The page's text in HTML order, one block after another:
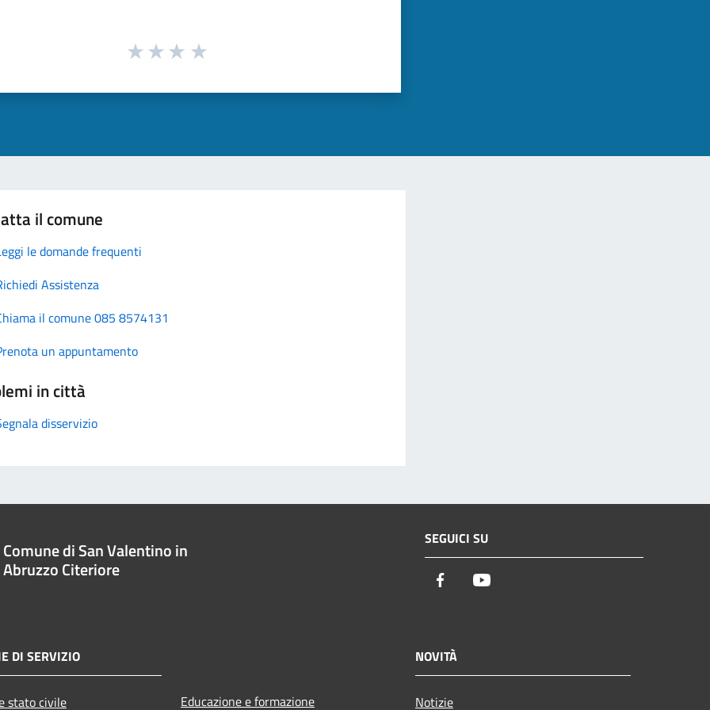
il comune
le domande frequenti
Assistenza
il comune 085 8574131
un appuntamento
in città
disservizio
Comune di San Valentino in
Abruzzo Citeriore
SEGUICI SU
Facebook
DI SERVIZIO
stato civile Educazione e formazione
NOVITÀ
Notizie